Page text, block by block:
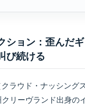
ション：歪んだ
び続ける
ラウド・ナッシング
リーヴランド出身の